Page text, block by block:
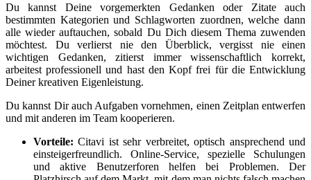
Du kannst Deine vorgemerkten Gedanken oder Zitate auch
bestimmten Kategorien und Schlagworten zuordnen, welche dann
alle wieder auftauchen, sobald Du Dich diesem Thema zuwenden
möchtest. Du verlierst nie den Überblick, vergisst nie einen
wichtigen Gedanken, zitierst immer wissenschaftlich korrekt,
arbeitest professionell und hast den Kopf frei für die Entwicklung
Deiner kreativen Eigenleistung.
Du kannst Dir auch Aufgaben vornehmen, einen Zeitplan entwerfen
und mit anderen im Team kooperieren.
Vorteile: Citavi ist sehr verbreitet, optisch ansprechend und
einsteigerfreundlich. Online-Service, spezielle Schulungen
und aktive Benutzerforen helfen bei Problemen. Der